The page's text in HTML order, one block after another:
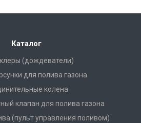
Каталог
(дождеватели)
для полива газона
колена
клапан для полива газона
(пульт управления поливом)